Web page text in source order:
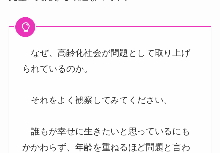
なぜ、高齢化社会が問題として取り上げ
られているのか。
それをよく観察してみてください。
誰もが幸せに生きたいと思っているにも
かかわらず、年齢を重ねるほど問題と言わ